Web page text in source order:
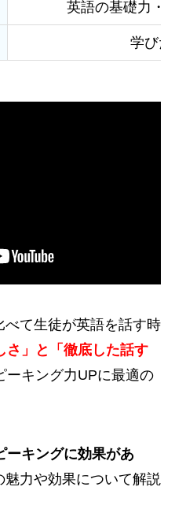
英語の基礎力・
学び
べて生徒が英語を話す時
さ」と「徹底した話す
ーキング力UPに最適の
ーキングに効果があ
魅力や効果について解説